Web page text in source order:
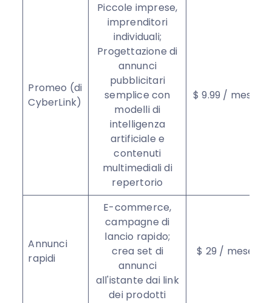
Promeo (di
CyberLink)
Piccole imprese,
imprenditori
individuali;
Progettazione di
annunci
pubblicitari
semplice con
modelli di
intelligenza
artificiale e
contenuti
multimediali di
repertorio
$ 9.99 / mese
Annunci
rapidi
E-commerce,
campagne di
lancio rapido;
crea set di
annunci
all'istante dai link
dei prodotti
$ 29 / mese